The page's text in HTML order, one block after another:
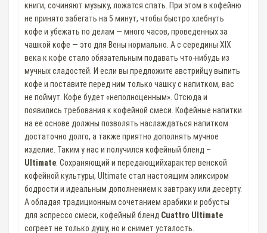
книги, сочиняют музыку, ложатся спать. При этом в кофейню
не принято забегать на 5 минут, чтобы быстро хлебнуть
кофе и убежать по делам — много часов, проведенных за
чашкой кофе — это для Вены нормально. А с середины XIX
века к кофе стало обязательным подавать что-нибудь из
мучных сладостей. И если вы предложите австрийцу выпить
кофе и поставите перед ним только чашку с напитком, вас
не поймут. Кофе будет «неполноценным». Отсюда и
появились требования к кофейной смеси. Кофейные напитки
на её основе должны позволять наслаждаться напитком
достаточно долго, а также приятно дополнять мучное
изделие. Таким у нас и получился кофейный бленд –
Ultimate . Сохраняющий и передающийхарактер венской
кофейной культуры, Ultimate стал настоящим эликсиром
бодрости и идеальным дополнением к завтраку или десерту.
А обладая традиционным сочетанием арабики и робусты
для эспрессо смеси, кофейный бленд Cuattro Ultimate
согреет не только душу, но и снимет усталость.